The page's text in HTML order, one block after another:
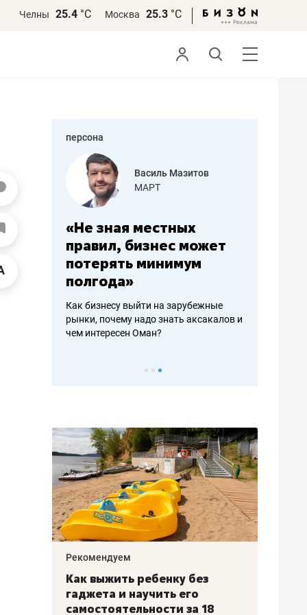
Челны 25.4 °С Москва 25.3 °С
персона
работа
Василь Мазитов
МАРТ
«Не зная местных
правил, бизнес может
потерять минимум
полгода»
Как бизнесу выйти на зарубежные
рынки, почему надо знать аксакалов и
чем интересен Оман?
–
Рекомендуем
Как выжить ребенку без
гаджета и научить его
самостоятельности за 18